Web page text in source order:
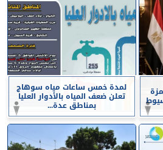
لمدة خمس ساعات مياه سوهاج
تعلن ضعف المياه بالأدوار العليا
بمناطق عدة...